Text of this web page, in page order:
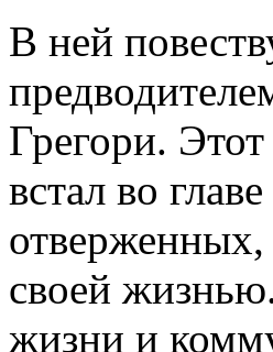
В ней
Грегори.
встал во
отверженных,
своей
жизни и